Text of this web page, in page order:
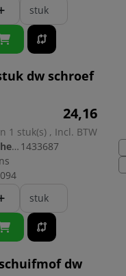
stuk
dw schroef
24,16
1 stuk(s) , Incl. BTW
dimerce.plugin.theme.productnr: 1433687
stuk
dw